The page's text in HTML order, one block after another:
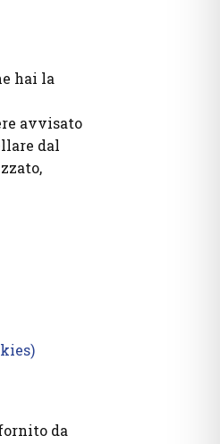
hai la
avvisato
dal
da